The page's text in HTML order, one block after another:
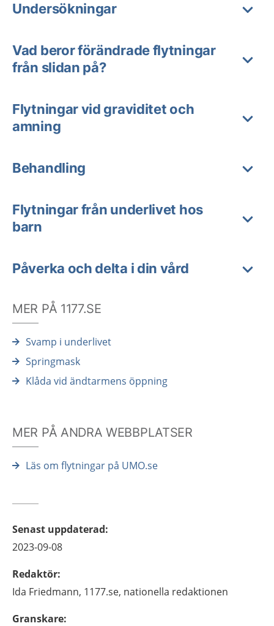
Undersökningar
Vad beror förändrade flytningar
från slidan på?
Flytningar vid graviditet och
amning
Behandling
Flytningar från underlivet hos
barn
Påverka och delta i din vård
MER PÅ 1177.SE
Svamp i underlivet
Springmask
Klåda vid ändtarmens öppning
MER PÅ ANDRA WEBBPLATSER
Läs om flytningar på UMO.se
Senast uppdaterad:
2023-09-08
Redaktör:
Ida Friedmann, 1177.se, nationella redaktionen
Granskare: